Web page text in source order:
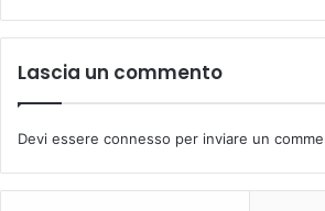
Lascia un commento
Devi essere connesso per inviare un